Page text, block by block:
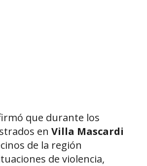
que durante los
en Villa Mascardi
de la región
de violencia,